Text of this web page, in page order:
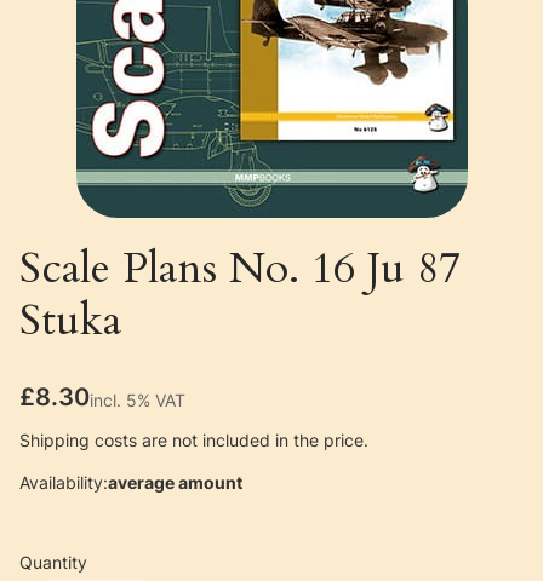
Scale Plans No. 16 Ju 87
Stuka
Price
£8.30incl. 5% VAT
incl. 5% VAT
Shipping costs are not included in the price.
Availability:average amount
Quantity